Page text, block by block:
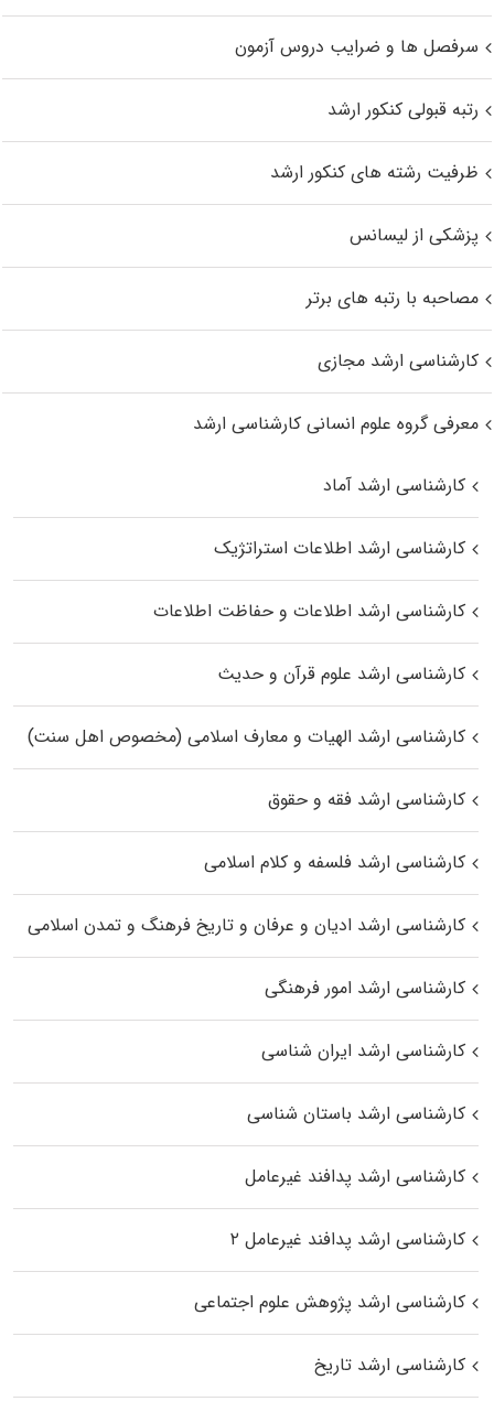
سرفصل ها و ضرایب دروس آزمون
رتبه قبولی کنکور ارشد
ظرفیت رشته های کنکور ارشد
پزشکی از لیسانس
مصاحبه با رتبه های برتر
کارشناسی ارشد مجازی
معرفی گروه علوم انسانی کارشناسی ارشد
کارشناسی ارشد آماد
کارشناسی ارشد اطلاعات استراتژیک
کارشناسی ارشد اطلاعات و حفاظت اطلاعات
کارشناسی ارشد علوم قرآن و حدیث
کارشناسی ارشد الهیات و معارف اسلامی (مخصوص اهل سنت)
کارشناسی ارشد فقه و حقوق
کارشناسی ارشد فلسفه و کلام اسلامی
کارشناسی ارشد ادیان و عرفان و تاریخ فرهنگ و تمدن اسلامی
کارشناسی ارشد امور فرهنگی
کارشناسی ارشد ایران شناسی
کارشناسی ارشد باستان شناسی
کارشناسی ارشد پدافند غیرعامل
کارشناسی ارشد پدافند غیرعامل ۲
کارشناسی ارشد پژوهش علوم اجتماعی
کارشناسی ارشد تاریخ